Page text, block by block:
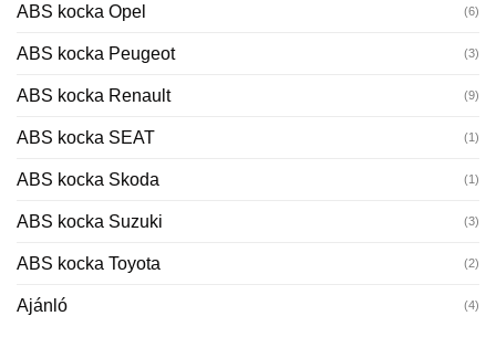
ABS kocka Opel (6)
ABS kocka Peugeot (3)
ABS kocka Renault (9)
ABS kocka SEAT (1)
ABS kocka Skoda (1)
ABS kocka Suzuki (3)
ABS kocka Toyota (2)
Ajánló (4)